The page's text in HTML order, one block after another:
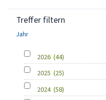
Treffer filtern
Jahr
2026 (44)
2025 (25)
2024 (58)